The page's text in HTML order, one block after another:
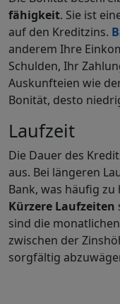
fähigkeit. Sie ist
auf den Kreditzins.
anderem Ihre
Schulden, Ihr
Auskunfteien wie
Bonität, desto
Laufzeit
Die Dauer des
aus. Bei längeren
Bank, was häufig
Kürzere Laufzeiten
sind die
zwischen der
sorgfältig